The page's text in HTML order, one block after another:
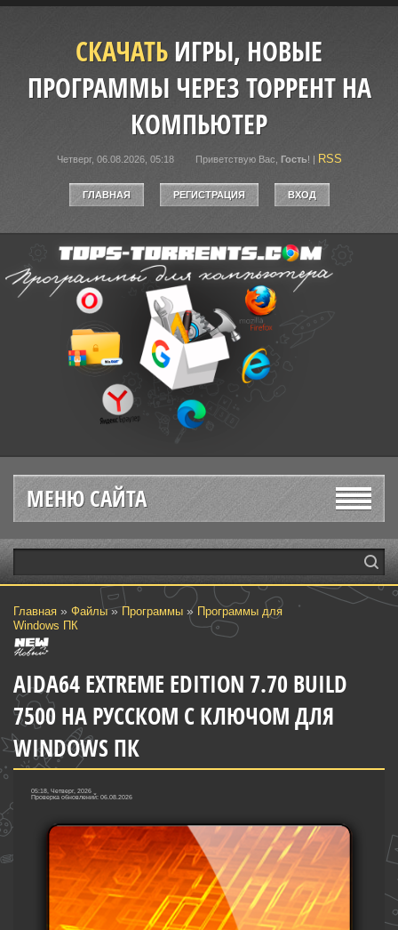
СКАЧАТЬИГРЫ, НОВЫЕ
ПРОГРАММЫ ЧЕРЕЗ ТОРРЕНТ НА
КОМПЬЮТЕР
Четверг, 06.08.2026, 05:18 Приветствую Вас Гость! | RSS
ГЛАВНАЯ РЕГИСТРАЦИЯ ВХОД
МЕНЮ САЙТА
Главная » Файлы»Программы » Программы для
Windows ПК
AIDA64 EXTREME EDITION 7.70 BUILD
7500 НА РУССКОМ С КЛЮЧОМ ДЛЯ
WINDOWS ПК
05:18, Четверг, 2026
Проверка обновлений: 06.08.2026